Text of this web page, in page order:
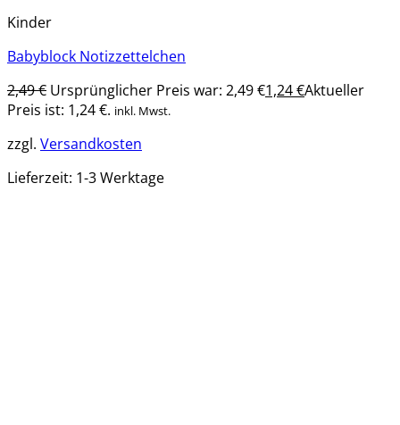
Kinder
Babyblock Notizzettelchen
2,49€ Ursprünglicher Preis war: 2,49 €1,24€Aktueller
Preis ist: 1,24 €. inkl. Mwst.
zzgl. Versandkosten
Lieferzeit: 1-3 Werktage